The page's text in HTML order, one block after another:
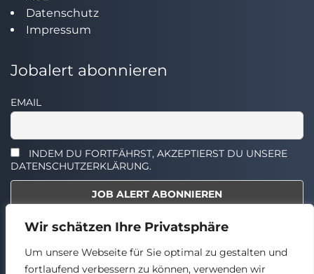
Wir schätzen Ihre Privatsphäre
Um unsere Webseite für Sie optimal zu gestalten und
fortlaufend verbessern zu können, verwenden wir
Datenschutz
Impressum
Jobalert abonnieren
EMAIL
INDEM DU FORTFÄHRST, AKZEPTIERST DU UNSERE
DATENSCHUTZERKLÄRUNG.
Select the widget you want to show.